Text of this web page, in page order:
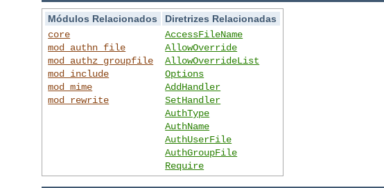
Módulos Relacionados
Diretrizes Relacionadas
core
mod_authn_file
mod_authz_groupfile
mod_include
mod_mime
mod_rewrite
AccessFileName
AllowOverride
AllowOverrideList
Options
AddHandler
SetHandler
AuthType
AuthName
AuthUserFile
AuthGroupFile
Require